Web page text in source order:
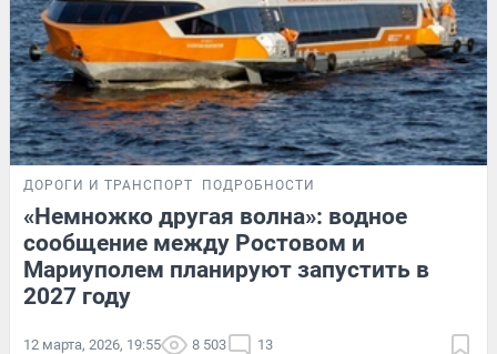
ДОРОГИ И ТРАНСПОРТ ПОДРОБНОСТИ
«Немножко другая волна»: водное
сообщение между Ростовом и
Мариуполем планируют запустить в
2027 году
12 марта, 2026, 19:55 8 503 13